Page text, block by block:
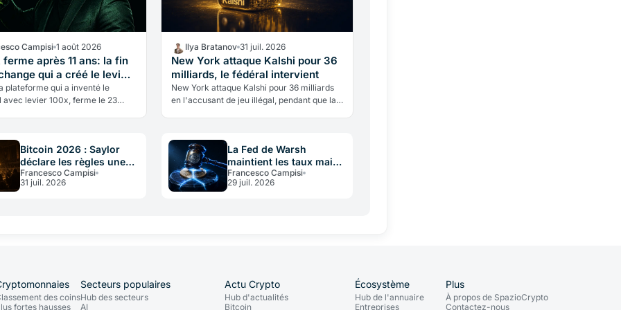
Campisi 1 août 2026
ferme après 11 ans: la fin
qui a créé le levier
plateforme qui a inventé le
avec levier 100x, ferme le 23
Ilya Bratanov 31 juil. 2026
New York attaque Kalshi pour 36
milliards, le fédéral intervient
New York attaque Kalshi pour 36 milliards
en l'accusant de jeu illégal, pendant que la
Bitcoin 2026 : Saylor
déclare les règles une
constitution immuable
Francesco Campisi
31 juil. 2026
La Fed de Warsh
maintient les taux mais
se divise 9 contre 3: que
risquent les crypto
Francesco Campisi
29 juil. 2026
des coins
fortes hausses
Secteurs populaires
Hub des secteurs
AI
Actu Crypto
Hub d'actualités
Bitcoin
Écosystème
Hub de l'annuaire
Entreprises
Plus
À propos de SpazioCrypto
Contactez-nous